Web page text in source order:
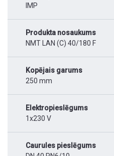
IMP
Produkta nosaukums
NMT LAN (C) 40/180 F
Kopējais garums
250 mm
Elektropieslēgums
1x230 V
Caurules pieslēgums